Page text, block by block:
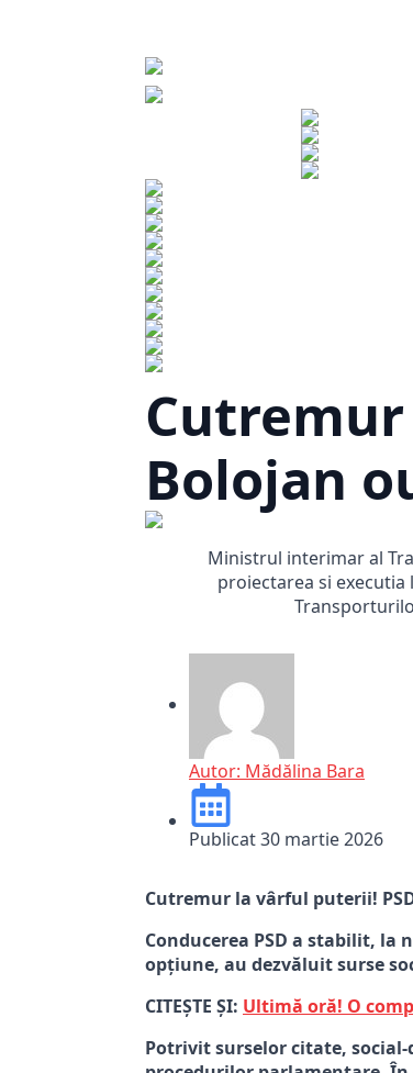
Bolojan
Ministrul interimar al
proiectarea si
Autor: Mădălina Bara
Publicat30 martie 2026
Cutremur la vârful puterii!
Conducerea PSD a stabilit,
opțiune, au dezvăluit surse
CITEȘTE ȘI: Ultimă oră! O
Potrivit surselor citate,